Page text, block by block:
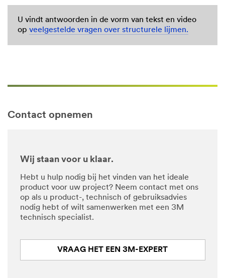
U vindt antwoorden in de vorm van tekst en video
op veelgestelde vragen over structurele lijmen.
Contact opnemen
Wij staan voor u klaar.
Hebt u hulp nodig bij het vinden van het ideale
product voor uw project? Neem contact met ons
op als u product-, technisch of gebruiksadvies
nodig hebt of wilt samenwerken met een 3M
technisch specialist.
VRAAG HET EEN 3M-EXPERT